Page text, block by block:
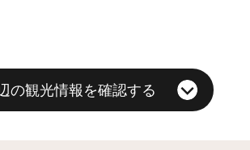
の観光情報を確認する